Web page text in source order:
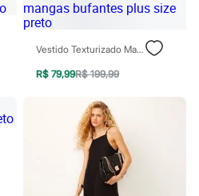
Vestido Texturizado Mangas Bufantes Plus Size Preto
R$ 79,99R$ 199,99